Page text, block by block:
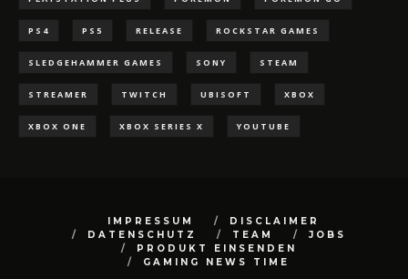
PS4 PS5 RELEASE ROCKSTAR GAMES
SLEDGEHAMMER GAMES SONY STEAM
STREAMER TWITCH UBISOFT XBOX
XBOX ONE XBOX SERIES X YOUTUBE
IMPRESSUM
DISCLAIMER
DATENSCHUTZ
TEAM
JOBS
PRODUKT EINSENDEN
GAMING NEWS TIME